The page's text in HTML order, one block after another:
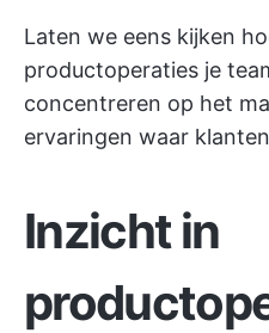
Laten we eens kijken
productoperaties je
concentreren op het
ervaringen waar
Inzicht in